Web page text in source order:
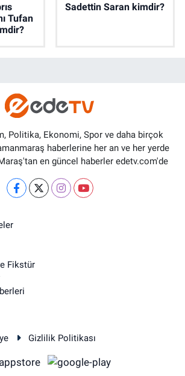
Tufan
Sadettin Saran kimdir?
Politika, Ekonomi, Spor ve daha birçok
haberlerine her an ve her yerde
en güncel haberler edetv.com'de
Fikstür
Gizlilik Politikası